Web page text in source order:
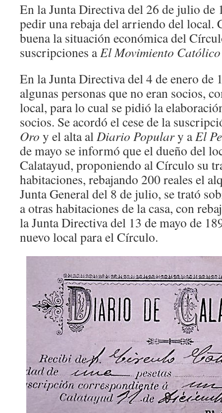
En la Junta Directiva del 26 de julio de
pedir una rebaja del arriendo del local.
buena la situación económica del
suscripciones aEl Movimiento Católico
En la Junta Directiva del 4 de enero de
algunas personas que no eran socios,
local, para lo cual se pidió la
socios. Se acordó el cese de la
Oro y el alta alDiario Populary aEl
de mayo se informó que el dueño del
Calatayud, proponiendo al Círculo su
habitaciones, rebajando 200 reales el
Junta General del 8 de julio, se trató
a otras habitaciones de la casa, con
la Junta Directiva del 13 de mayo de
nuevo local para el Círculo.